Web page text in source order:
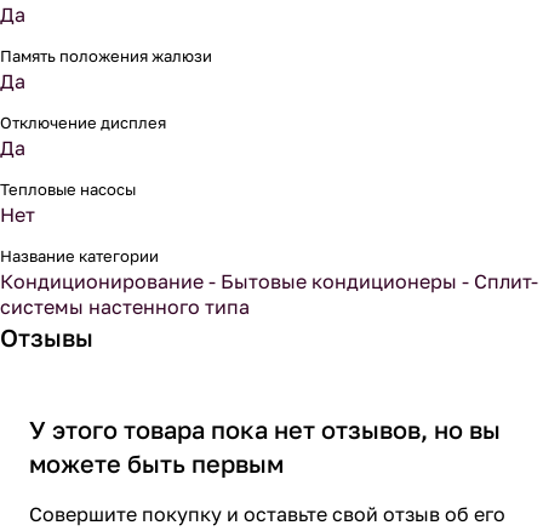
Да
Память положения жалюзи
Да
Отключение дисплея
Да
Тепловые насосы
Нет
Название категории
Кондиционирование - Бытовые кондиционеры - Сплит-
системы настенного типа
Отзывы
У этого товара пока нет отзывов, но вы
можете быть первым
Совершите покупку и оставьте свой отзыв об его